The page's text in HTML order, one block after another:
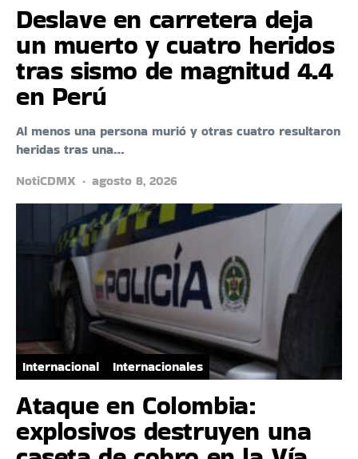
Deslave en carretera deja
un muerto y cuatro heridos
tras sismo de magnitud 4.4
en Perú
Al menos una persona murió y otras cuatro resultaron
heridas tras una…
NotiCDMX
agosto 8, 2026
Internacional Internacionales
Ataque en Colombia:
explosivos destruyen una